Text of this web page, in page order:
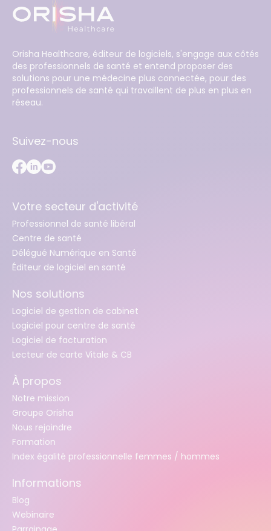
Orisha Healthcare, éditeur de logiciels, s'engage aux côtés
des professionnels de santé et entend proposer des
solutions pour une médecine plus connectée, pour des
professionnels de santé qui travaillent de plus en plus en
réseau.
Suivez-nous
Votre secteur d'activité
Professionnel de santé libéral
Centre de santé
Délégué Numérique en Santé
Éditeur de logiciel en santé
Nos solutions
Logiciel de gestion de cabinet
Logiciel pour centre de santé
Logiciel de facturation
Lecteur de carte Vitale & CB
À propos
Notre mission
Groupe Orisha
Nous rejoindre
Formation
Index égalité professionnelle femmes / hommes
Informations
Blog
Webinaire